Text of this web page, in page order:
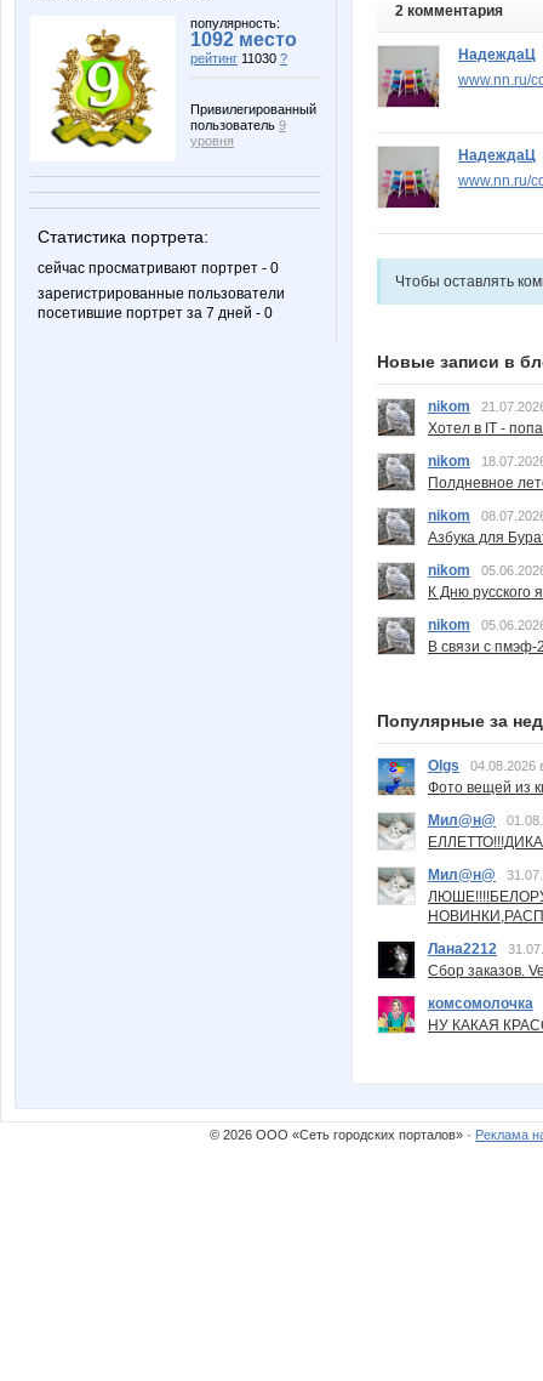
популярность:
1092 место
рейтинг 11030 ?
Привилегированный
пользователь 9
уровня
Статистика портрета:
сейчас просматривают портрет - 0
зарегистрированные пользователи
посетившие портрет за 7 дней - 0
2 комментария
НадеждаЦ
www.nn.ru/
НадеждаЦ
www.nn.ru/
Чтобы оставлять
Новые записи в
nikom
Хотел в IT -
nikom
Полдневное
nikom
Азбука для
nikom
К Дню русского
nikom
В связи с пмэф-
Популярные за
Olgs 04.08.2026
Фото вещей из
Мил@н@
Мил@н@
Лана2212
Сбор заказов.
комсомолочка
НУ КАКАЯ
© 2026 ООО «Сеть городских порталов» · Реклама